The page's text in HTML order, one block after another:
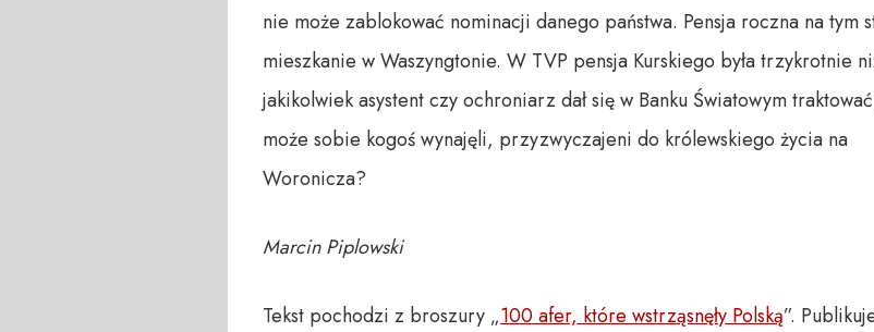
nie może zablokować nominacji danego państwa. Pensja roczna na tym
mieszkanie w Waszyngtonie. W TVP pensja Kurskiego była trzykrotnie
jakikolwiek asystent czy ochroniarz dał się w Banku Światowym
może sobie kogoś wynajęli, przyzwyczajeni do królewskiego życia na
Woronicza?
Marcin Piplowski
Tekst pochodzi z broszury „100 afer, które wstrząsnęły Polską”.